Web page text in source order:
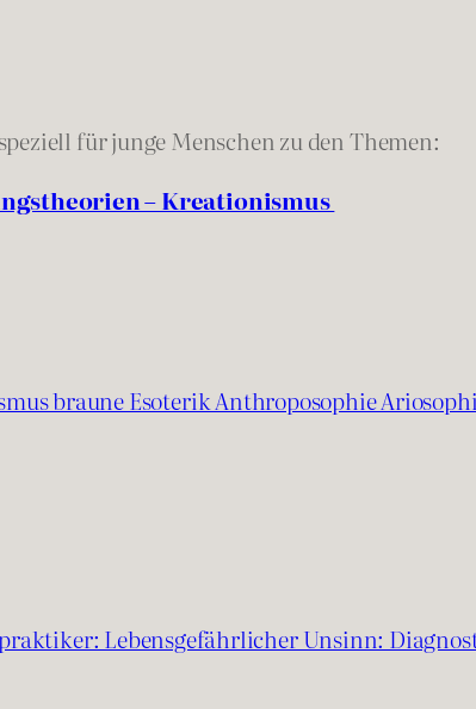
für junge Menschen zu den Themen:
– Kreationismus
braune Esoterik Anthroposophie
Lebensgefährlicher Unsinn: